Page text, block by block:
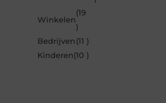
Winkelen
(19
)
Bedrijven (11 )
Kinderen(10 )